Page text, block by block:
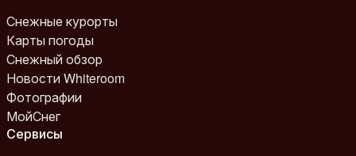
Снежные курорты
Карты погоды
Снежный обзор
Новости Whiteroom
Фотографии
МойСнег
Сервисы